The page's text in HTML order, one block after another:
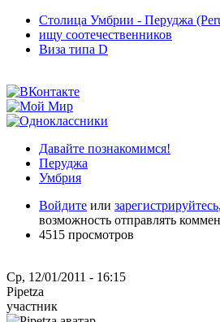
Столица Умбрии - Перуджа
ищу соотечественников
Виза типа D
Давайте познакомимся!
Перуджа
Умбрия
Войдите или зарегистрируйтесь
возможность отправлять
4515 просмотров
Ср, 12/01/2011 - 16:15
Pipetza
участник